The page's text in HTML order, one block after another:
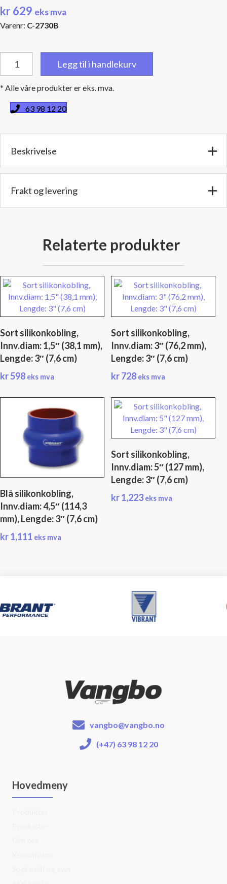
kr629 eks mva
Varenr: C-2730B
silikonkobling,
2"
(50,8
mm),
(7,6
antall
Legg til i handlekurv
* Alle våre produkter er eks. mva.
63 98 12 20
Beskrivelse
Frakt og levering
Relaterte produkter
Sort silikonkobling,
Innv.diam: 1,5″ (38,1 mm),
Lengde: 3″ (7,6 cm)
kr598 eks mva
Sort silikonkobling,
Innv.diam: 3″ (76,2 mm),
Lengde: 3″ (7,6 cm)
kr728 eks mva
Blå silikonkobling,
Innv.diam: 4,5″ (114,3
mm), Lengde: 3″ (7,6 cm)
kr1,111 eks mva
Sort silikonkobling,
Innv.diam: 5″ (127 mm),
Lengde: 3″ (7,6 cm)
kr1,223 eks mva
vangbo@vangbo.no
(+47) 63 98 12 20
Hovedmeny